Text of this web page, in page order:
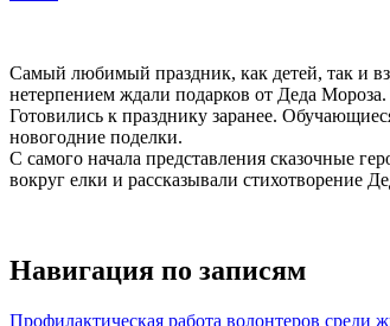
Самый любимый праздник, как детей, так и
нетерпением ждали подарков от Деда Мороза.
Готовились к празднику заранее.
новогодние поделки.
С самого начала представления сказочные
вокруг елки и рассказывали стихотворение
Навигация по записям
Профилактическая работа волонтеров среди